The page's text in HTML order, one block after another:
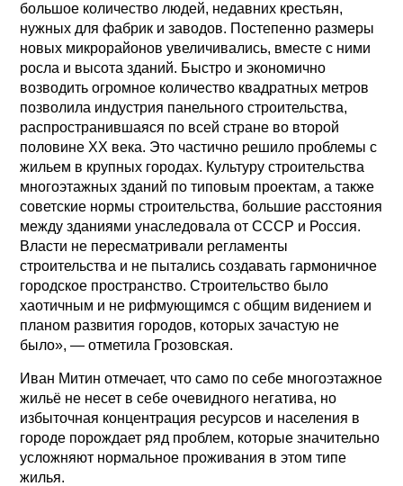
большое количество людей, недавних крестьян,
нужных для фабрик и заводов. Постепенно размеры
новых микрорайонов увеличивались, вместе с ними
росла и высота зданий. Быстро и экономично
возводить огромное количество квадратных метров
позволила индустрия панельного строительства,
распространившаяся по всей стране во второй
половине ХХ века. Это частично решило проблемы с
жильем в крупных городах. Культуру строительства
многоэтажных зданий по типовым проектам, а также
советские нормы строительства, большие расстояния
между зданиями унаследовала от СССР и Россия.
Власти не пересматривали регламенты
строительства и не пытались создавать гармоничное
городское пространство. Строительство было
хаотичным и не рифмующимся с общим видением и
планом развития городов, которых зачастую не
было», — отметила Грозовская.
Иван Митин отмечает, что само по себе многоэтажное
жильё не несет в себе очевидного негатива, но
избыточная концентрация ресурсов и населения в
городе порождает ряд проблем, которые значительно
усложняют нормальное проживания в этом типе
жилья.